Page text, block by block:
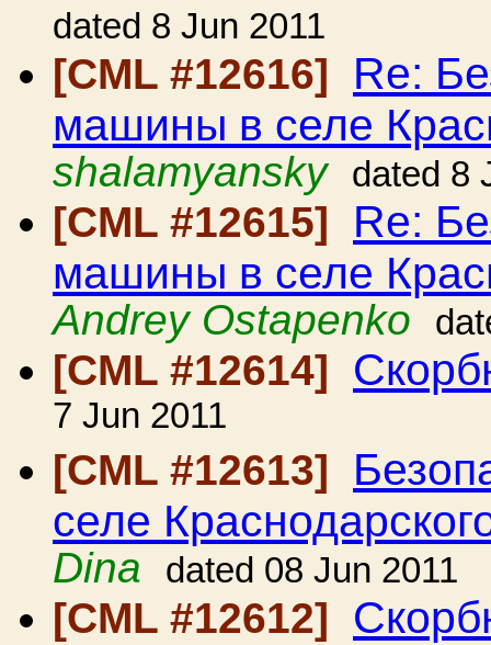
dated 8 Jun 2011
[CML #12616] Re:
машины в селе
shalamyansky
dated 8
[CML #12615] Re:
машины в селе
Andrey Ostapenko
[CML #12614]
7 Jun 2011
[CML #12613]
селе
Dina
dated 08 Jun 2011
[CML #12612]